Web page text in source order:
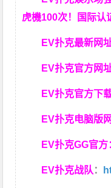
虎機100次！国际认
EV扑克最新网
EV扑克官方网
EV扑克官方下
EV扑克电脑版
EV扑克GG官方
EV扑克战队 ：